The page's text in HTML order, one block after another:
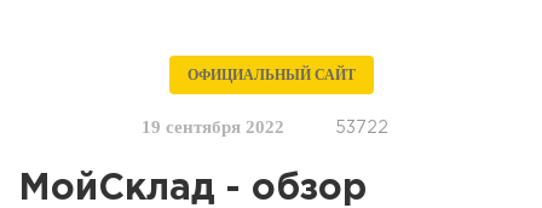
ОФИЦИАЛЬНЫЙ САЙТ
19 сентября 2022 53722
МойСклад - обзор